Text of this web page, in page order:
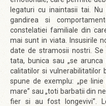
legaturi cu inaintasii tai.
gandirea si
constelatiei familiale din
mai sunt in viata. Insusirile
date de stramosii nostri. Se
tata, bunica sau „se
calitatilor si vulnerabilitatilor
spune de exemplu: „pe
mare” sau „toti barbatii din
fier si au fost longevivi”.